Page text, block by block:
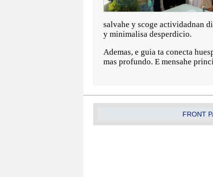
salvahe y scoge actividadnan
y minimalisa desperdicio.
Ademas, e guia ta conecta
mas profundo. E mensahe
FRONT